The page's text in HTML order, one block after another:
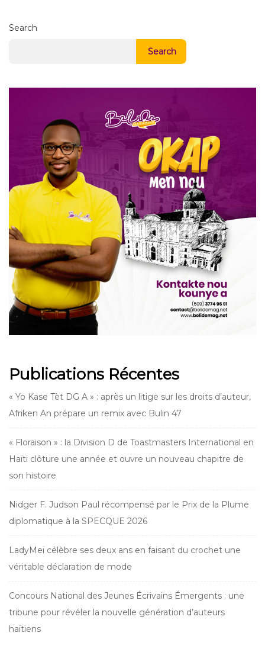
Search
Search
Publications Récentes
« Yo Kase Tèt DG A » : après un litige sur les droits d’auteur,
Afriken An prépare un remix avec Bulin 47
« Floraison » : la Division D de Toastmasters International en
Haïti clôture une année et ouvre un nouveau chapitre de
son histoire
Nidger F. Judson Paul récompensé par le Prix de la Plume
diplomatique à la SPECQUE 2026
LadyMeï célèbre ses deux ans en faisant du crochet une
véritable déclaration de mode
Concours National des Jeunes Écrivains Émergents : une
tribune pour révéler la nouvelle génération d’auteurs
haïtiens